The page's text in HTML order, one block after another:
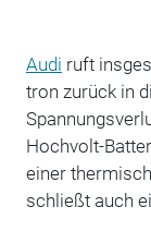
Audi ruft
tron zurück in
Hochvolt-
einer
schließt auch